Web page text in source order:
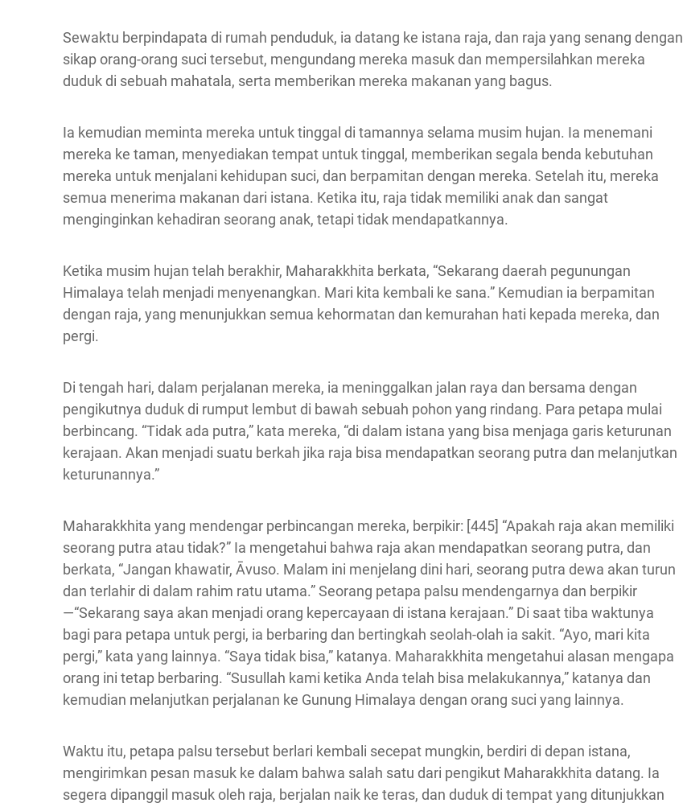
Sewaktu berpindapata di rumah penduduk, ia datang ke istana raja, dan raja yang senang dengan
sikap orang-orang suci tersebut, mengundang mereka masuk dan mempersilahkan mereka
duduk di sebuah mahatala, serta memberikan mereka makanan yang bagus.
Ia kemudian meminta mereka untuk tinggal di tamannya selama musim hujan. Ia menemani
mereka ke taman, menyediakan tempat untuk tinggal, memberikan segala benda kebutuhan
mereka untuk menjalani kehidupan suci, dan berpamitan dengan mereka. Setelah itu, mereka
semua menerima makanan dari istana. Ketika itu, raja tidak memiliki anak dan sangat
menginginkan kehadiran seorang anak, tetapi tidak mendapatkannya.
Ketika musim hujan telah berakhir, Maharakkhita berkata, “Sekarang daerah pegunungan
Himalaya telah menjadi menyenangkan. Mari kita kembali ke sana.” Kemudian ia berpamitan
dengan raja, yang menunjukkan semua kehormatan dan kemurahan hati kepada mereka, dan
pergi.
Di tengah hari, dalam perjalanan mereka, ia meninggalkan jalan raya dan bersama dengan
pengikutnya duduk di rumput lembut di bawah sebuah pohon yang rindang. Para petapa mulai
berbincang. “Tidak ada putra,” kata mereka, “di dalam istana yang bisa menjaga garis keturunan
kerajaan. Akan menjadi suatu berkah jika raja bisa mendapatkan seorang putra dan melanjutkan
keturunannya.”
Maharakkhita yang mendengar perbincangan mereka, berpikir: [445] “Apakah raja akan memiliki
seorang putra atau tidak?” Ia mengetahui bahwa raja akan mendapatkan seorang putra, dan
berkata, “Jangan khawatir, Āvuso. Malam ini menjelang dini hari, seorang putra dewa akan turun
dan terlahir di dalam rahim ratu utama.” Seorang petapa palsu mendengarnya dan berpikir
—“Sekarang saya akan menjadi orang kepercayaan di istana kerajaan.” Di saat tiba waktunya
bagi para petapa untuk pergi, ia berbaring dan bertingkah seolah-olah ia sakit. “Ayo, mari kita
pergi,” kata yang lainnya. “Saya tidak bisa,” katanya. Maharakkhita mengetahui alasan mengapa
orang ini tetap berbaring. “Susullah kami ketika Anda telah bisa melakukannya,” katanya dan
kemudian melanjutkan perjalanan ke Gunung Himalaya dengan orang suci yang lainnya.
Waktu itu, petapa palsu tersebut berlari kembali secepat mungkin, berdiri di depan istana,
mengirimkan pesan masuk ke dalam bahwa salah satu dari pengikut Maharakkhita datang. Ia
segera dipanggil masuk oleh raja, berjalan naik ke teras, dan duduk di tempat yang ditunjukkan